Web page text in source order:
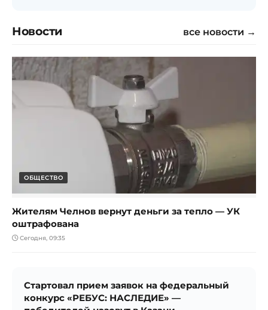
Новости все новости →
ОБЩЕСТВО
Жителям Челнов вернут деньги за тепло — УК
оштрафована
Сегодня, 09:35
Стартовал прием заявок на федеральный
конкурс «РЕБУС: НАСЛЕДИЕ» —